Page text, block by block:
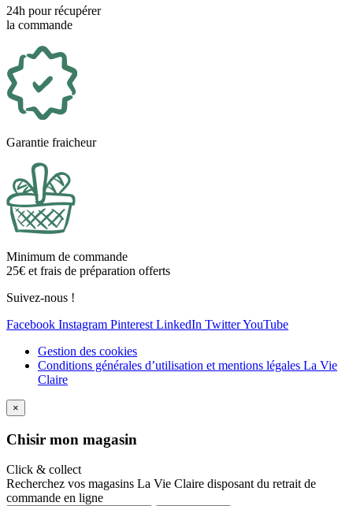
24h pour récupérer
la commande
Garantie fraicheur
Minimum de commande
25€ et frais de préparation offerts
Suivez-nous !
Facebook Instagram Pinterest LinkedIn TwitterYouTube
Gestion des cookies
Conditions générales d’utilisation et mentions légales La Vie
Claire
×
Chisir mon magasin
Click & collect
Recherchez vos magasins La Vie Claire disposant du retrait de
commande en ligne